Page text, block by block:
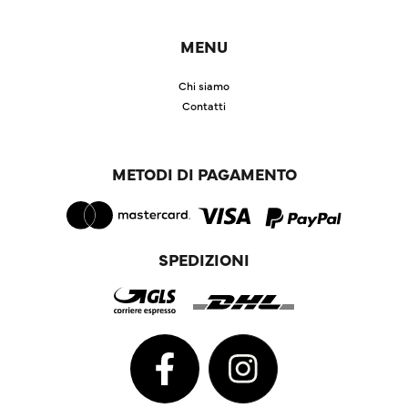
MENU
Chi siamo
Contatti
METODI DI PAGAMENTO
SPEDIZIONI